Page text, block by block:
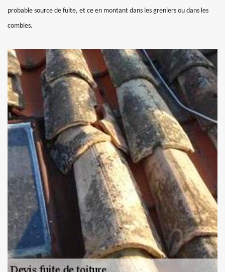
probable source de fuite, et ce en montant dans les greniers ou dans les
combles.